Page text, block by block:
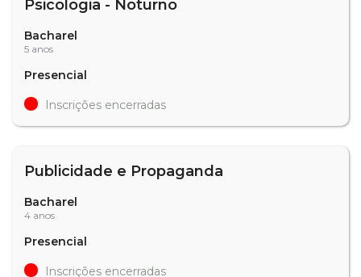
Psicologia - Noturno
Bacharel
5 anos
Presencial
Inscrições encerradas
Publicidade e Propaganda
Bacharel
4 anos
Presencial
Inscrições encerradas